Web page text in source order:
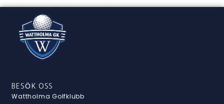
BESÖK OSS
Wattholma Golfklubb